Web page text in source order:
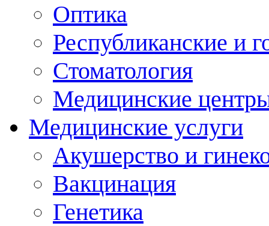
Оптика
Республиканские и
Стоматология
Медицинские
Медицинские услуги
Акушерство и
Вакцинация
Генетика